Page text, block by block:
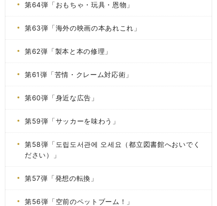
第64弾「おもちゃ・玩具・恩物」
第63弾「海外の映画の本あれこれ」
第62弾「製本と本の修理」
第61弾「苦情・クレーム対応術」
第60弾「身近な広告」
第59弾「サッカーを味わう」
第58弾「도립도서관에 오세요（都立図書館へおいでく
ださい）」
第57弾「発想の転換」
第56弾「空前のペットブーム！」